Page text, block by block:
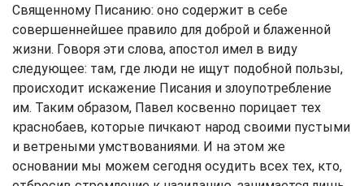
Священному Писанию: оно содержит в себе
совершеннейшее правило для доброй и блаженной
жизни. Говоря эти слова, апостол имел в виду
следующее: там, где люди не ищут подобной пользы,
происходит искажение Писания и злоупотребление
им. Таким образом, Павел косвенно порицает тех
краснобаев, которые пичкают народ своими пустыми
и ветреными умствованиями. И на этом же
основании мы можем сегодня осудить всех тех, кто,